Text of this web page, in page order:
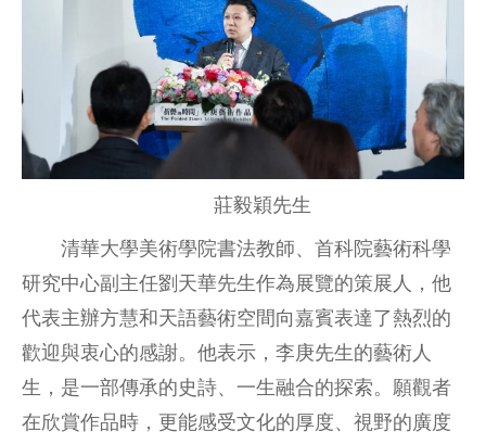
莊毅穎先生
清華大學美術學院書法教師、首科院藝術科學
研究中心副主任劉天華先生作為展覽的策展人，他
代表主辦方慧和天語藝術空間向嘉賓表達了熱烈的
歡迎與衷心的感謝。他表示，李庚先生的藝術人
生，是一部傳承的史詩、一生融合的探索。願觀者
在欣賞作品時，更能感受文化的厚度、視野的廣度